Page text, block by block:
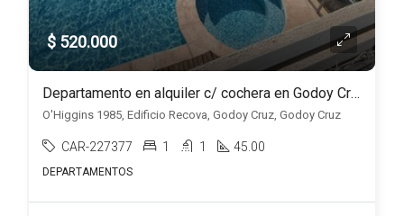
$ 520.000
Departamento en alquiler c/ cochera en Godoy Cruz
O'Higgins 1985, Edificio Recova, Godoy Cruz, Godoy Cruz
CAR-227377 1 1 45.00
DEPARTAMENTOS